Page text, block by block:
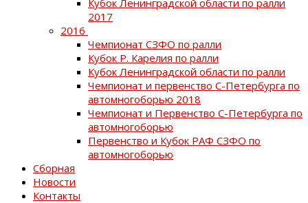
2017
2016
Чемпионат СЗФО по ралли
Кубок Р. Карелия по ралли
Кубок Ленинградской области по ралли
Чемпионат и первенство С-Петербурга по
автомногоборью 2018
Чемпионат и Первенство С-Петербурга по
автомногоборью
Первенство и Кубок РАФ СЗФО по
автомногоборью
Сборная
Новости
Контакты